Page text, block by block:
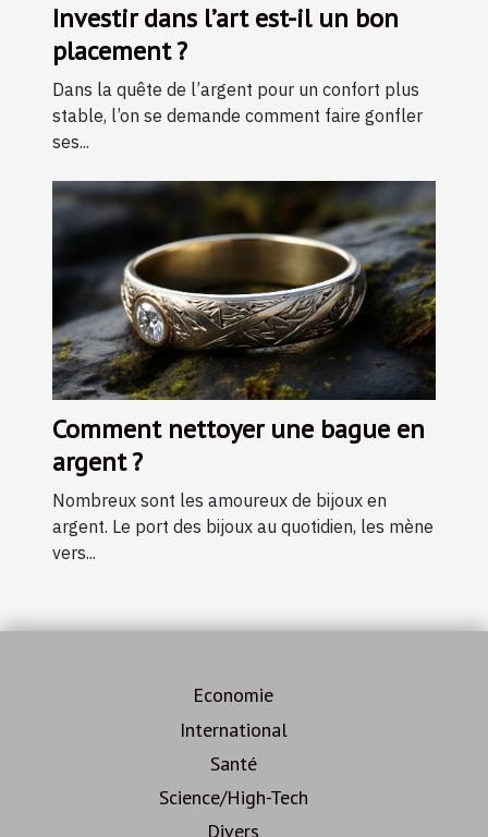
Investir dans l’art est-il un bon
placement ?
Dans la quête de l’argent pour un confort plus
stable, l’on se demande comment faire gonfler
ses...
Comment nettoyer une bague en
argent ?
Nombreux sont les amoureux de bijoux en
argent. Le port des bijoux au quotidien, les mène
vers...
Economie
International
Santé
Science/High-Tech
Divers